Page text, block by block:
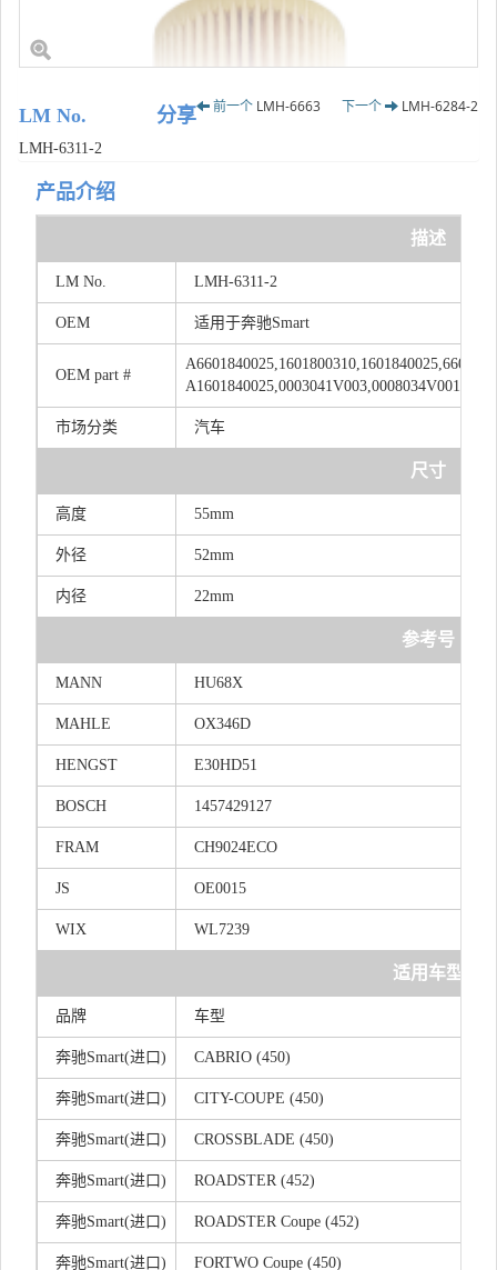
LM No.
LMH-6311-2
分享 前一个 LMH-6663 下一个 LMH-6284-2
产品介绍
描述
LM No. LMH-6311-2
OEM 适用于奔驰Smart
OEM part #
市场分类 汽车
尺寸
高度 55mm
外径 52mm
内径 22mm
参考号
MANN HU68X
MAHLE OX346D
HENGST E30HD51
BOSCH 1457429127
FRAM CH9024ECO
JS OE0015
WIX WL7239
适用车型
品牌 车型
奔驰Smart(进口) CABRIO (450)
奔驰Smart(进口) CITY-COUPE (450)
奔驰Smart(进口) CROSSBLADE (450)
奔驰Smart(进口) ROADSTER (452)
奔驰Smart(进口) ROADSTER Coupe (452)
奔驰Smart(进口) FORTWO Coupe (450)